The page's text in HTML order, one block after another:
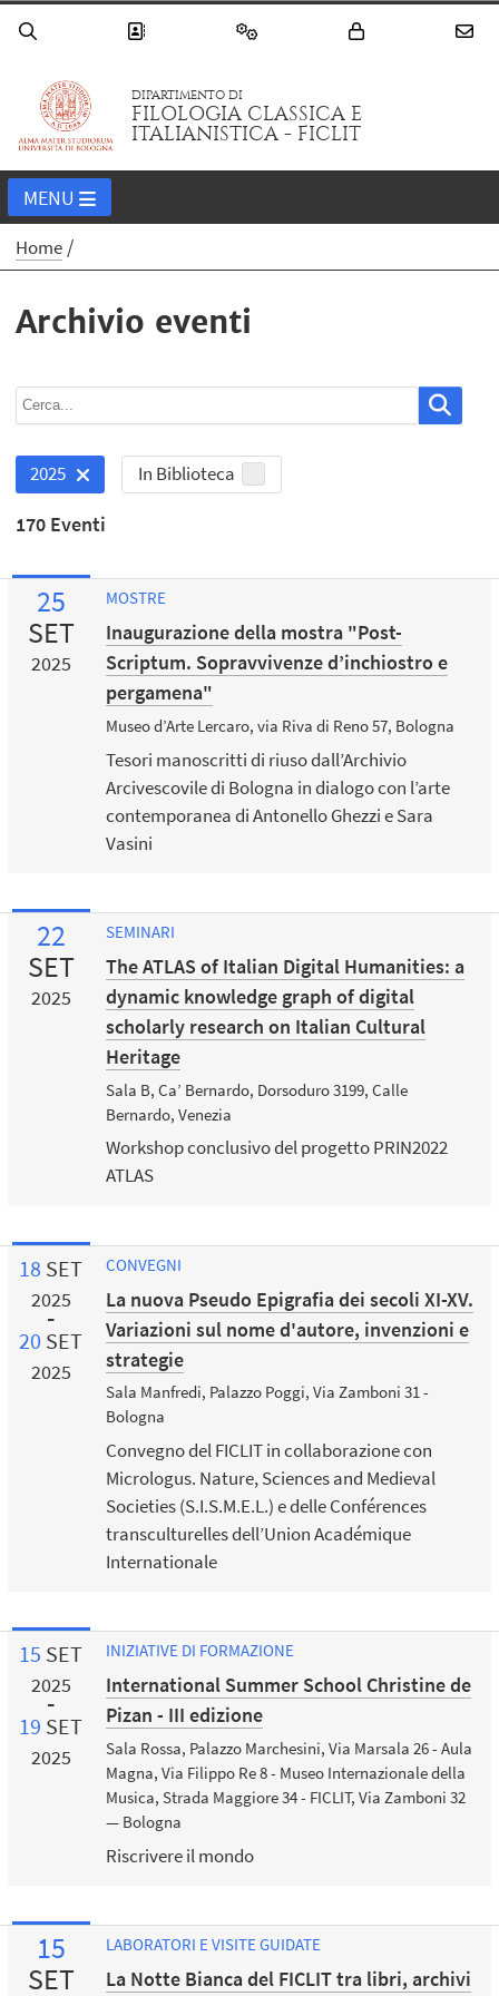
DIPARTIMENTO DI
FILOLOGIA CLASSICA E
ITALIANISTICA - FICLIT
MENU
Home
Archivio eventi
2025 In Biblioteca
170 Eventi
25
SET
2025
MOSTRE
Inaugurazione della mostra "Post-
Scriptum. Sopravvivenze d’inchiostro e
pergamena"
Museo d’Arte Lercaro, via Riva di Reno 57, Bologna
Tesori manoscritti di riuso dall’Archivio
Arcivescovile di Bologna in dialogo con l’arte
contemporanea di Antonello Ghezzi e Sara
Vasini
22
SET
2025
SEMINARI
The ATLAS of Italian Digital Humanities: a
dynamic knowledge graph of digital
scholarly research on Italian Cultural
Heritage
Sala B, Ca’ Bernardo, Dorsoduro 3199, Calle
Bernardo, Venezia
Workshop conclusivo del progetto PRIN2022
ATLAS
18 SET
2025
20 SET
2025
CONVEGNI
La nuova Pseudo Epigrafia dei secoli XI-XV.
Variazioni sul nome d'autore, invenzioni e
strategie
Sala Manfredi, Palazzo Poggi, Via Zamboni 31 -
Bologna
Convegno del FICLIT in collaborazione con
Micrologus. Nature, Sciences and Medieval
Societies (S.I.S.M.E.L.) e delle Conférences
transculturelles dell’Union Académique
Internationale
15 SET
2025
19 SET
2025
INIZIATIVE DI FORMAZIONE
International Summer School Christine de
Pizan - III edizione
Sala Rossa, Palazzo Marchesini, Via Marsala 26 - Aula
Magna, Via Filippo Re 8 - Museo Internazionale della
Musica, Strada Maggiore 34 - FICLIT, Via Zamboni 32
— Bologna
Riscrivere il mondo
15
SET
LABORATORI E VISITE GUIDATE
La Notte Bianca del FICLIT tra libri, archivi